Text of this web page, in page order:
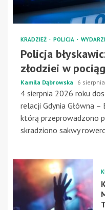
KRADZIEŻ POLICJA
Policja
złodziei w
Kamila Dąbrowska 6
4 sierpnia 2026 roku
relacji Gdynia Główna –
którą przeprowadzono
skradziono sakwy